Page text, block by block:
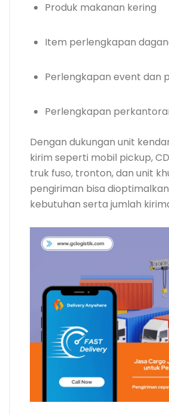
Produk makanan kering
Item perlengkapan
Perlengkapan event dan
Perlengkapan
Dengan dukungan unit
kirim seperti mobil pickup,
truk fuso, tronton, dan unit
pengiriman bisa
kebutuhan serta jumlah